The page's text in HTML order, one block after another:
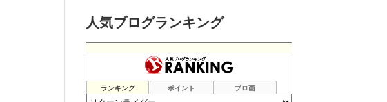
人気ブログランキング
ランキング ポイント ブロ画